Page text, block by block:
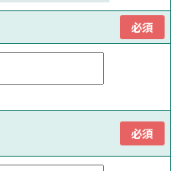
必須
必須